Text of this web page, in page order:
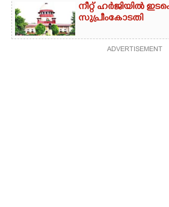
നീറ്റ് ഹർജിയിൽ
സുപ്രീംകോടതി
ADVERTISEMENT